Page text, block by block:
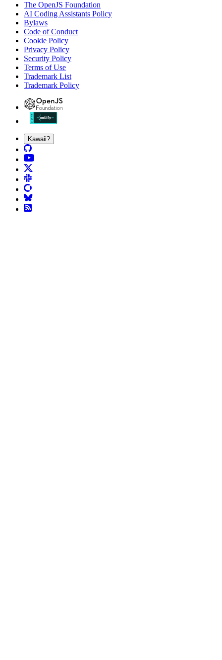
The OpenJS Foundation
AI Coding Assistants Policy
Bylaws
Code of Conduct
Cookie Policy
Privacy Policy
Security Policy
Terms of Use
Trademark List
Trademark Policy
Kawaii?